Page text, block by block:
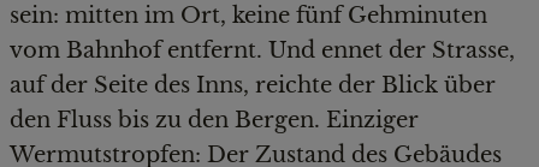
sein: mitten im Ort, keine fünf Gehminuten
vom Bahnhof entfernt. Und ennet der Strasse,
auf der Seite des Inns, reichte der Blick über
den Fluss bis zu den Bergen. Einziger
Wermutstropfen: Der Zustand des Gebäudes